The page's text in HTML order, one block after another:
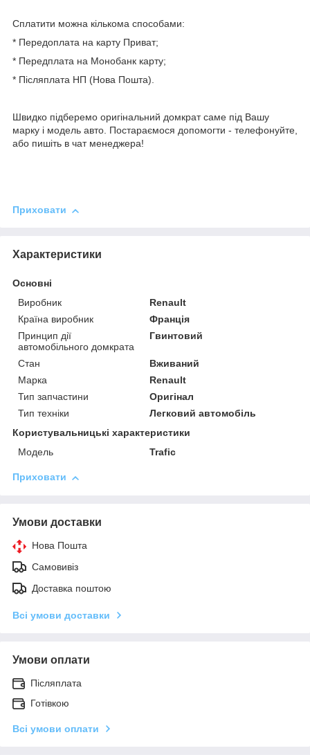
Сплатити можна кількома способами:
* Передоплата на карту Приват;
* Передплата на Монобанк карту;
* Післяплата НП (Нова Пошта).
Швидко підберемо оригінальний домкрат саме під Вашу
марку і модель авто. Постараємося допомогти - телефонуйте,
або пишіть в чат менеджера!
Приховати
Характеристики
Основні
Виробник
Renault
Країна виробник
Франція
Принцип дії
автомобільного домкрата
Гвинтовий
Стан
Вживаний
Марка
Renault
Тип запчастини
Оригінал
Тип техніки
Легковий автомобіль
Користувальницькі характеристики
Мoдель
Trafic
Приховати
Умови доставки
Нова Пошта
Самовивіз
Доставка поштою
Всі умови доставки
Умови оплати
Післяплата
Готівкою
Всі умови оплати